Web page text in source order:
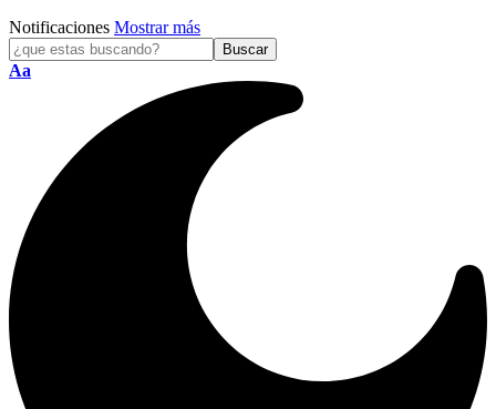
Notificaciones Mostrar más
Tamaño
Aa